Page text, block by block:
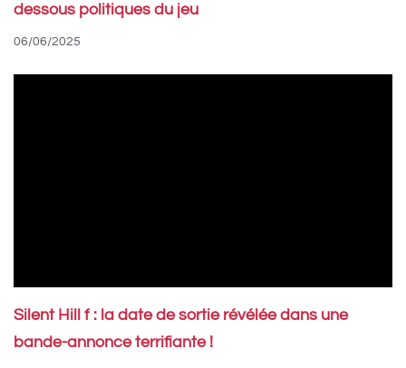
dessous politiques du jeu
06/06/2025
Silent Hill f : la date de sortie révélée dans une
bande-annonce terrifiante !